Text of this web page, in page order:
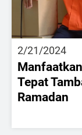
2/21/2024
Tepat
Ramadan